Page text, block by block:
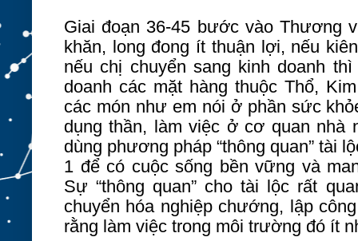
Giai đoạn 36-45 bước vào Thương
khăn, long đong ít thuận lợi, nếu
nếu chị chuyển sang kinh doanh
doanh các mặt hàng thuộc Thổ,
các món như em nói ở phần sức
dụng thần, làm việc ở cơ quan
dùng phương pháp “thông quan” tài
1 để có cuộc sống bền vững và
Sự “thông quan” cho tài lộc rất
chuyển hóa nghiệp chướng, lập
rằng làm việc trong môi trường đó ít